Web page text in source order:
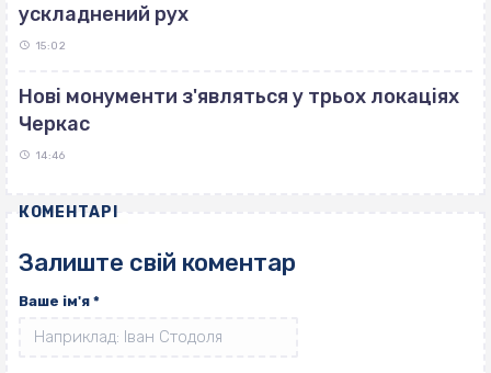
ускладнений рух
15:02
Нові монументи з'являться у трьох локаціях
Черкас
14:46
КОМЕНТАРІ
Залиште свій коментар
Ваше ім'я *